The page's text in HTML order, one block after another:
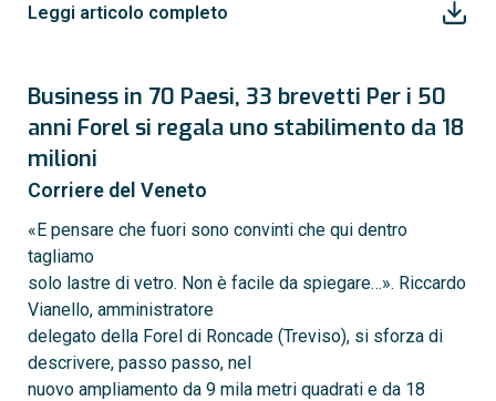
Leggi articolo completo
Business in 70 Paesi, 33 brevetti Per i 50
anni Forel si regala uno stabilimento da 18
milioni
Corriere del Veneto
«E pensare che fuori sono convinti che qui dentro
tagliamo
solo lastre di vetro. Non è facile da spiegare…». Riccardo
Vianello, amministratore
delegato della Forel di Roncade (Treviso), si sforza di
descrivere, passo passo, nel
nuovo ampliamento da 9 mila metri quadrati e da 18